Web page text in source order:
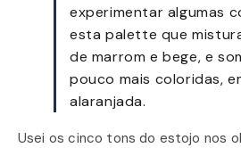
experimentar algumas
esta palette que
de marrom e bege, e
pouco mais coloridas,
alaranjada.
Usei os cinco tons do estojo nos olhos e mesmo com um